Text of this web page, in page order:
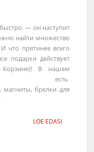
— он наступит
найти множество
что прятинее всего
подарки действует
Корзине)! В нашем
есть
брелки для
LOE EDASI